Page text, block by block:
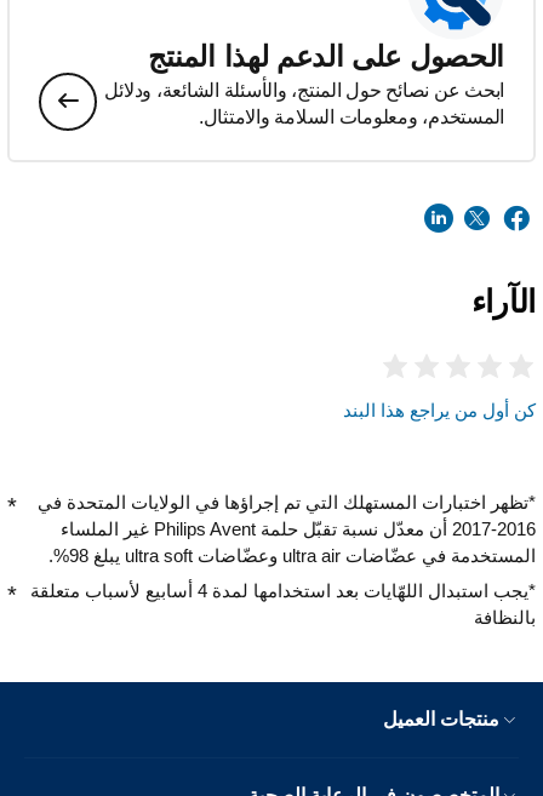
الحصول على الدعم لهذا المنتج
ابحث عن نصائح حول المنتج، والأسئلة الشائعة، ودلائل
المستخدم، ومعلومات السلامة والامتثال.
الآراء
كن أول من يراجع هذا البند
*تظهر اختبارات المستهلك التي تم إجراؤها في الولايات المتحدة في
2016-2017 أن معدّل نسبة تقبّل حلمة Philips Avent غير الملساء
المستخدمة في عضّاضات ultra air وعضّاضات ultra soft يبلغ 98%.
*يجب استبدال اللهّايات بعد استخدامها لمدة 4 أسابيع لأسباب متعلقة
بالنظافة
منتجات العميل